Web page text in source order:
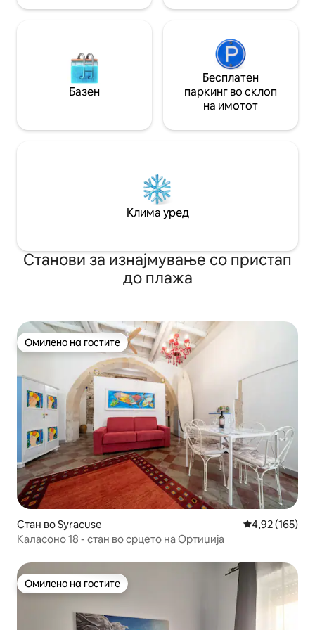
Базен
Бесплатен
паркинг во склоп
на имотот
Клима уред
Станови за изнајмување со пристап
до плажа
Омилено на гостите
Омилено на гостите
Стан во Syracuse Просечна
4,92 (165)
Каласоно 18 - стан во срцето на Ортиџија
Омилено на гостите
Омилено на гостите